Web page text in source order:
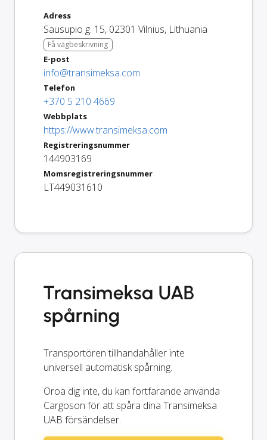
Adress
Sausupio g. 15, 02301 Vilnius, Lithuania
Få vägbeskrivning
E-post
info@transimeksa.com
Telefon
+370 5 210 4669
Webbplats
https://www.transimeksa.com
Registreringsnummer
144903169
Momsregistreringsnummer
LT449031610
Transimeksa UAB
spårning
Transportören tillhandahåller inte
universell automatisk spårning.
Oroa dig inte, du kan fortfarande använda
Cargoson för att spåra dina Transimeksa
UAB försändelser.